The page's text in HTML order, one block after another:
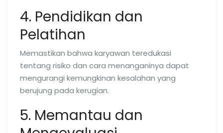
4. Pendidikan dan
Pelatihan
Memastikan bahwa karyawan teredukasi
tentang risiko dan cara menanganinya dapat
mengurangi kemungkinan kesalahan yang
berujung pada kerugian.
5. Memantau dan